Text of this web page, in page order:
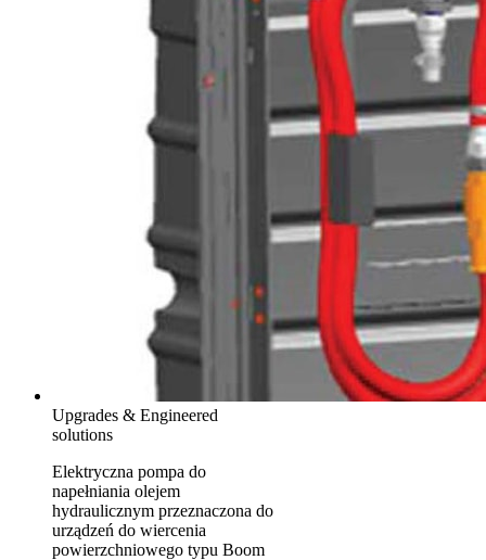
Upgrades & Engineered
solutions
Elektryczna pompa do
napełniania olejem
hydraulicznym przeznaczona do
urządzeń do wiercenia
powierzchniowego typu Boom